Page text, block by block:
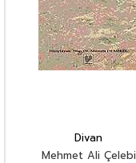
Divan
Mehmet Ali Çelebi